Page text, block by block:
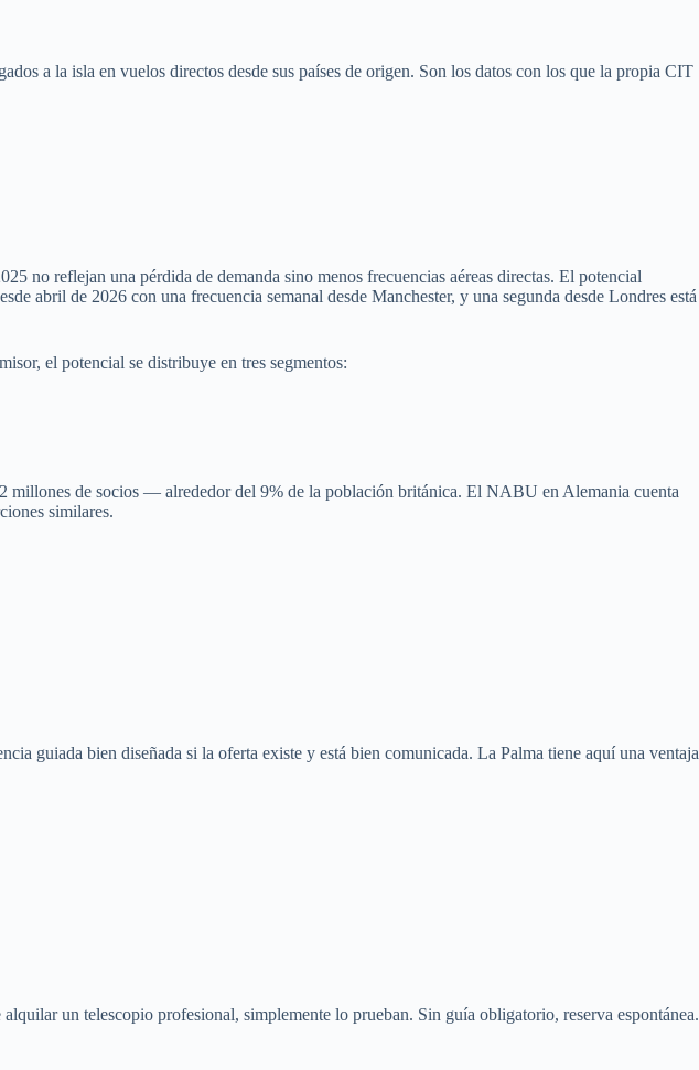
a la isla en vuelos directos desde sus países de origen. Son los datos con los que la propia CIT
no reflejan una pérdida de demanda sino menos frecuencias aéreas directas. El potencial
abril de 2026 con una frecuencia semanal desde Manchester, y una segunda desde Londres está
el potencial se distribuye en tres segmentos:
millones de socios — alrededor del 9% de la población británica. El NABU en Alemania cuenta
similares.
guiada bien diseñada si la oferta existe y está bien comunicada. La Palma tiene aquí una ventaja
un telescopio profesional, simplemente lo prueban. Sin guía obligatorio, reserva espontánea.